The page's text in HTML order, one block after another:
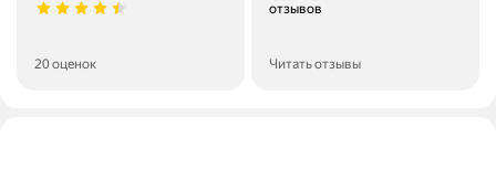
20 оценок
отзывов
Читать отзывы